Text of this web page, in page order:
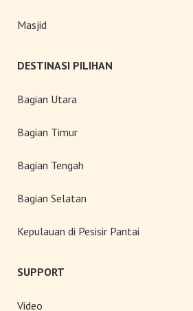
Masjid
DESTINASI PILIHAN
Bagian Utara
Bagian Timur
Bagian Tengah
Bagian Selatan
Kepulauan di Pesisir Pantai
SUPPORT
Video